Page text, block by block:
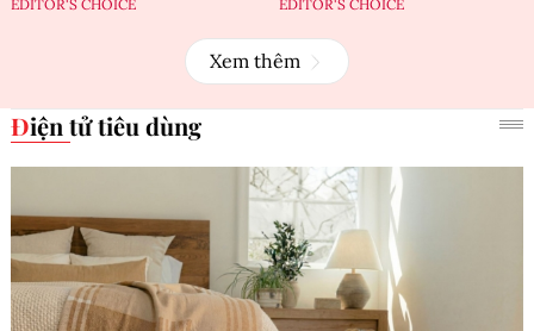
EDITOR'S CHOICE EDITOR'S CHOICE
Xem thêm
Điện tử tiêu dùng